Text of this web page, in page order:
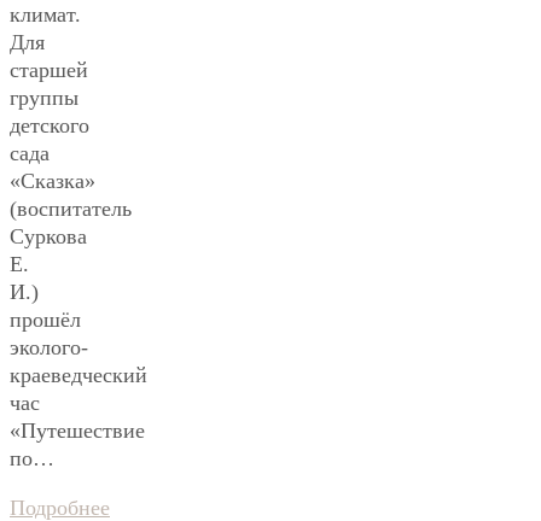
климат.
Для
старшей
группы
детского
сада
«Сказка»
(воспитатель
Суркова
Е.
И.)
прошёл
эколого-
краеведческий
час
«Путешествие
по…
Подробнее